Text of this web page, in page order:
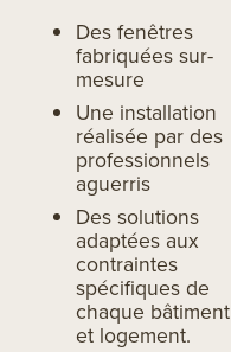
Des fenêtres
fabriquées sur-
mesure
Une installation
réalisée par des
professionnels
aguerris
Des solutions
adaptées aux
contraintes
spécifiques de
chaque bâtiment
et logement.